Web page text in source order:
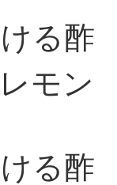
る酢
モン
る酢